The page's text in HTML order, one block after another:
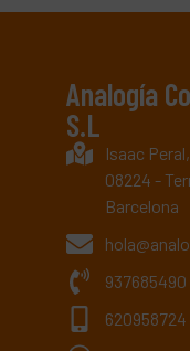
Analogía
S.L
Isaac
08224 -
Barcelona
937685490
620958724